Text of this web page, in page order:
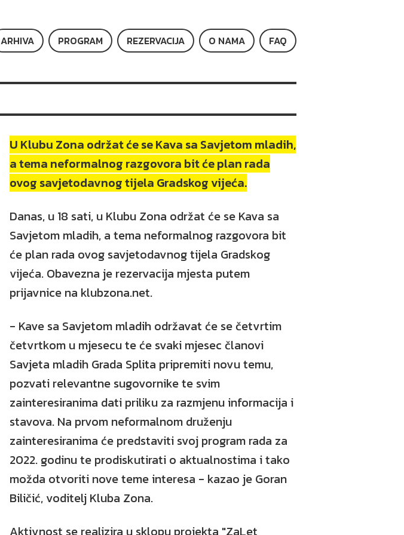
FAQ
O NAMA
REZERVACIJA
PROGRAM
ARHIVA
U Klubu Zona održat će se Kava sa Savjetom mladih,
a tema neformalnog razgovora bit će plan rada
ovog savjetodavnog tijela Gradskog vijeća.
Danas, u 18 sati, u Klubu Zona održat će se Kava sa
Savjetom mladih, a tema neformalnog razgovora bit
će plan rada ovog savjetodavnog tijela Gradskog
vijeća. Obavezna je rezervacija mjesta putem
prijavnice na klubzona.net.
- Kave sa Savjetom mladih održavat će se četvrtim
četvrtkom u mjesecu te će svaki mjesec članovi
Savjeta mladih Grada Splita pripremiti novu temu,
pozvati relevantne sugovornike te svim
zainteresiranima dati priliku za razmjenu informacija i
stavova. Na prvom neformalnom druženju
zainteresiranima će predstaviti svoj program rada za
2022. godinu te prodiskutirati o aktualnostima i tako
možda otvoriti nove teme interesa - kazao je Goran
Biličić, voditelj Kluba Zona.
Aktivnost se realizira u sklopu projekta "ZaLet